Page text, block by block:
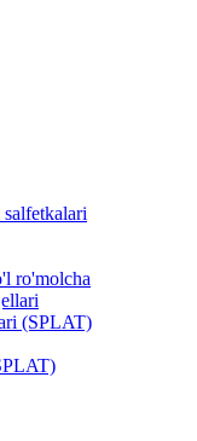
ro'molcha
(SPLAT)